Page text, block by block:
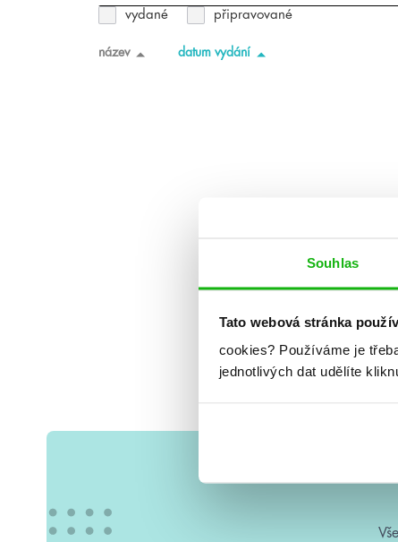
Souhlas
Tato webová stránka
cookies? Používáme je
jednotlivých dat udělíte
vydané připravované
název datum vydání